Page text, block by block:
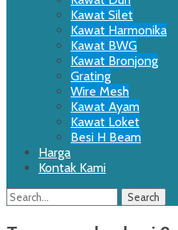
Kawat Silet
Kawat Harmonika
Kawat BWG
Kawat Bronjong
Grating
Wire Mesh
Kawat Ayam
Kawat Loket
Besi H Beam
Harga
Kontak Kami
Search
Search
for: